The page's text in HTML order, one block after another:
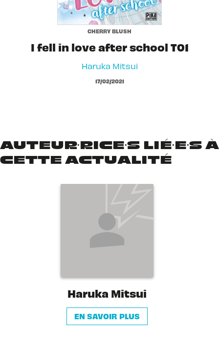
CHERRY BLUSH
I fell in love after school T01
Haruka Mitsui
17/02/2021
AUTEUR·RICE·S LIÉ·E·S À
CETTE ACTUALITÉ
Haruka Mitsui
EN SAVOIR PLUS